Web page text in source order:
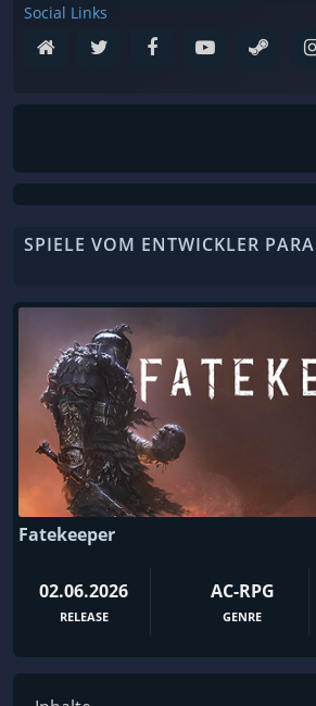
Social Links
SPIELE VOM ENTWICKLER
Fatekeeper
02.06.2026
RELEASE
AC-RPG
GENRE